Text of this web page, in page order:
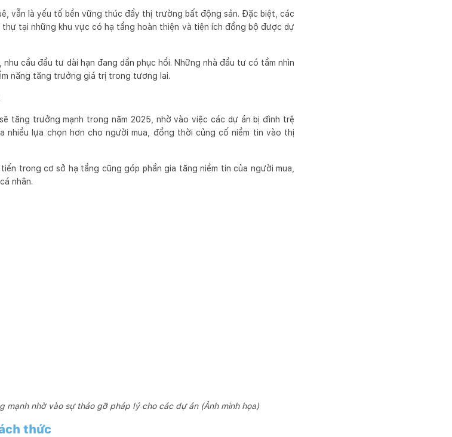
vẫn là yếu tố bền vững thúc đẩy thị trường bất động sản. Đặc biệt, các
tại những khu vực có hạ tầng hoàn thiện và tiện ích đồng bộ được dự
cầu đầu tư dài hạn đang dần phục hồi. Những nhà đầu tư có tầm nhìn
năng tăng trưởng giá trị trong tương lai.
tăng trưởng mạnh trong năm 2025, nhờ vào việc các dự án bị đình trệ
lựa chọn hơn cho người mua, đồng thời củng cố niềm tin vào thị
trong cơ sở hạ tầng cũng góp phần gia tăng niềm tin của người mua,
nhân.
mạnh nhờ vào sự tháo gỡ pháp lý cho các dự án (Ảnh minh họa)
thức